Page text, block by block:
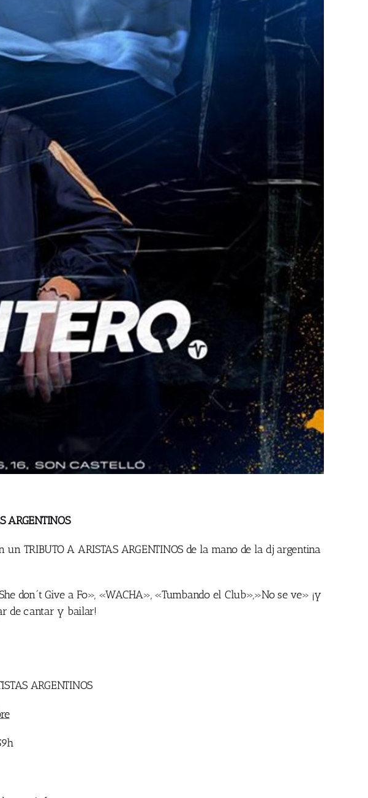
ARGENTINOS
TRIBUTO A ARISTAS ARGENTINOS de la mano de la dj argentina
don´t Give a Fo», «WACHA», «Tumbando el Club»,»No se ve» ¡y
de cantar y bailar!
ARGENTINOS